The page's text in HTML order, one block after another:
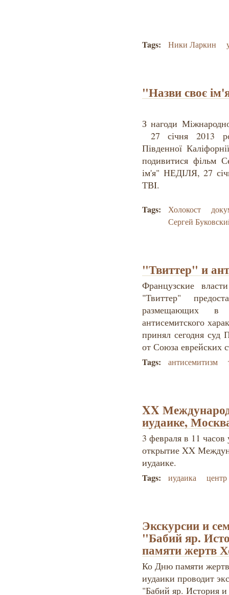
Tags: Ники Ларкин
"Назви своє
З нагоди
27 січня 2013
Південної
подивитися фільм
ім'я" НЕДІЛЯ, 27
ТВI.
Tags: Холокост
Сергей
"Твиттер" и
Французские
"Твиттер"
размещающих в
антисемитского
принял сегодня суд
от Союза еврейских
Tags: антисемитизм
XX
иудаике,
3 февраля в 11
открытие XX
иудаике.
Tags: иудаика
Экскурсии и
"Бабий яр.
памяти жертв
Ко Дню памяти
иудаики проводит
"Бабий яр. История